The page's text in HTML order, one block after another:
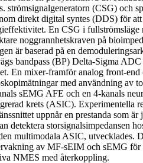
strömsignalgeneratorn (CSG) och
direkt digital syntes (DDS) för
En CSG i fullströmsläge
noggrannhetskraven på
är baserad på en
bandpass (BP) Delta-Sigma
En mixer-framför analog front-
med användning av
sEMG AFE och en 4-kanals
krets (ASIC). Experimentella
uppnår en prestanda som är
detektera storsignalsimpedansen
multimodala ASIC, utvecklades.
av MF-sEIM och sEMG för
NMES med återkoppling.